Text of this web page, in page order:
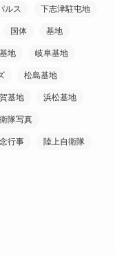
ルス 下志津駐屯地
国体 基地
地 岐阜基地
松島基地
基地 浜松基地
隊写真
行事 陸上自衛隊